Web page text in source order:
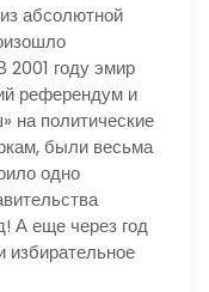
абсолютной
2001 году эмир
референдум и
на политические
были весьма
одно
еще через год